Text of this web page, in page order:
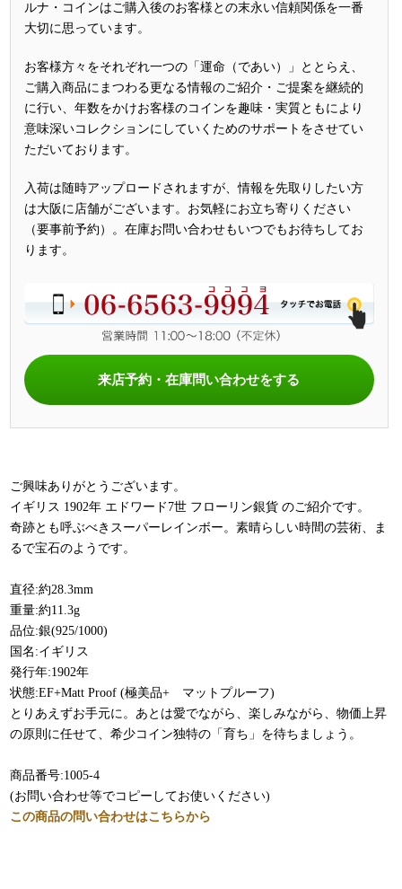
ルナ・コインはご購入後のお客様との末永い信頼関係を一番
大切に思っています。
お客様方々をそれぞれ一つの「運命（であい）」ととらえ、
ご購入商品にまつわる更なる情報のご紹介・ご提案を継続的
に行い、年数をかけお客様のコインを趣味・実質ともにより
意味深いコレクションにしていくためのサポートをさせてい
ただいております。
入荷は随時アップロードされますが、情報を先取りしたい方
は大阪に店舗がございます。お気軽にお立ち寄りください
（要事前予約）。在庫お問い合わせもいつでもお待ちしてお
ります。
来店予約・在庫問い合わせをする
ご興味ありがとうございます。
イギリス 1902年 エドワード7世 フローリン銀貨 のご紹介です。
奇跡とも呼ぶべきスーパーレインボー。素晴らしい時間の芸術、ま
るで宝石のようです。
直径:約28.3mm
重量:約11.3g
品位:銀(925/1000)
国名:イギリス
発行年:1902年
状態:EF+Matt Proof (極美品+ マットプルーフ)
とりあえずお手元に。あとは愛でながら、楽しみながら、物価上昇
の原則に任せて、希少コイン独特の「育ち」を待ちましょう​。
商品番号:1005-4
(お問い合わせ等でコピーしてお使いください)
この商品の問い合わせはこちらから